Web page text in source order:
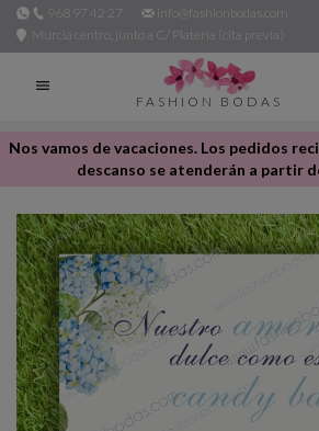
968 97 42 27
info@fashionbodas.com
Murcia centro, junto a C/ Platería (cita previa)

FASHION BODAS
Nos vamos de vacaciones. Los pedidos
descanso se atenderán a partir